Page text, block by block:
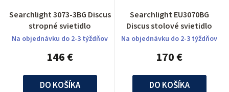
Searchlight 3073-3BG Discus
stropné svietidlo
Na objednávku do 2-3 týždňov
146 €
DO KOŠÍKA
Searchlight EU3070BG
Discus stolové svietidlo
Na objednávku do 2-3 týždňov
170 €
DO KOŠÍKA